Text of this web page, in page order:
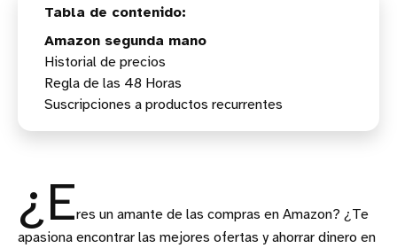
Amazon segunda mano
Historial de precios
Regla de las 48 Horas
Suscripciones a productos recurrentes
¿Eres un amante de las compras en Amazon? ¿Te
apasiona encontrar las mejores ofertas y ahorrar dinero en